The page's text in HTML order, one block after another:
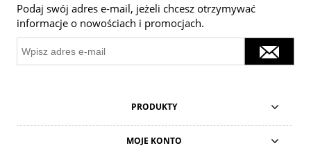
Podaj swój adres e-mail, jeżeli chcesz otrzymywać
informacje o nowościach i promocjach.
PRODUKTY
MOJE KONTO